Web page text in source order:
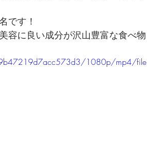
です！
容に良い成分が沢山豊富な食べ物
1080p/mp4/file